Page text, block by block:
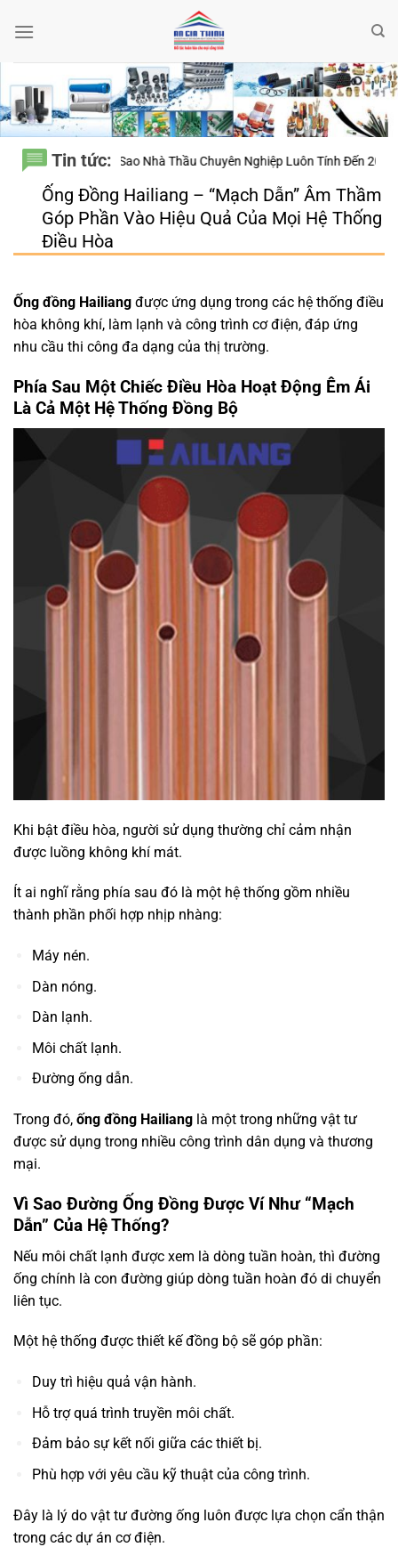
qua
Tin tức:
– Vì Sao Nhà Thầu Chuyên Nghiệp Luôn Tính Đến 20 Năm Sử Dụng
Ống Đồng Hailiang – “Mạch Dẫn” Âm Thầm
Góp Phần Vào Hiệu Quả Của Mọi Hệ Thống
Điều Hòa
Ống đồng Hailiang được ứng dụng trong các hệ thống điều
hòa không khí, làm lạnh và công trình cơ điện, đáp ứng
nhu cầu thi công đa dạng của thị trường.
Phía Sau Một Chiếc Điều Hòa Hoạt Động Êm Ái
Là Cả Một Hệ Thống Đồng Bộ
Khi bật điều hòa, người sử dụng thường chỉ cảm nhận
được luồng không khí mát.
Ít ai nghĩ rằng phía sau đó là một hệ thống gồm nhiều
thành phần phối hợp nhịp nhàng:
Máy nén.
Dàn nóng.
Dàn lạnh.
Môi chất lạnh.
Đường ống dẫn.
Trong đó, ống đồng Hailiang là một trong những vật tư
được sử dụng trong nhiều công trình dân dụng và thương
mại.
Vì Sao Đường Ống Đồng Được Ví Như “Mạch
Dẫn” Của Hệ Thống?
Nếu môi chất lạnh được xem là dòng tuần hoàn, thì đường
ống chính là con đường giúp dòng tuần hoàn đó di chuyển
liên tục.
Một hệ thống được thiết kế đồng bộ sẽ góp phần:
Duy trì hiệu quả vận hành.
Hỗ trợ quá trình truyền môi chất.
Đảm bảo sự kết nối giữa các thiết bị.
Phù hợp với yêu cầu kỹ thuật của công trình.
Đây là lý do vật tư đường ống luôn được lựa chọn cẩn thận
trong các dự án cơ điện.